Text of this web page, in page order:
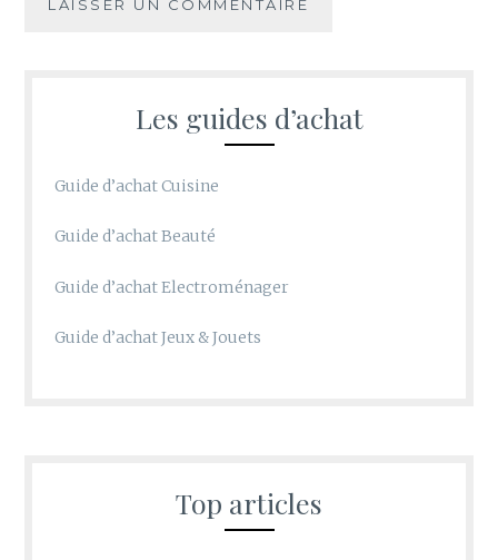
Les guides d’achat
Guide d’achat Cuisine
Guide d’achat Beauté
Guide d’achat Electroménager
Guide d’achat Jeux & Jouets
Top articles